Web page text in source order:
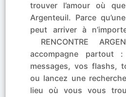
trouver l’amour où
Argenteuil. Parce
peut arriver à
RENCONTRE
accompagne partout
messages, vos flashs,
ou lancez une
lieu où vous vous